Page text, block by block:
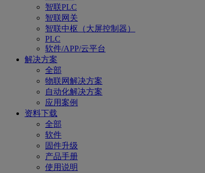
智联PLC
智联网关
智联中枢（大屏控制器）
PLC
软件/APP/云平台
解决方案
全部
物联网解决方案
自动化解决方案
应用案例
资料下载
全部
软件
固件升级
产品手册
使用说明